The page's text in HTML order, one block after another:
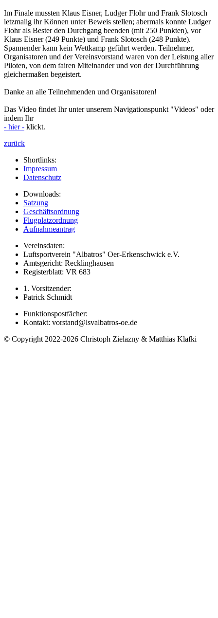
Im Finale mussten Klaus Eisner, Ludger Flohr und Frank Slotosch
letzmalig ihr Können unter Beweis stellen; abermals konnte Ludger
Flohr als Bester den Durchgang beenden (mit 250 Punkten), vor
Klaus Eisner (249 Punkte) und Frank Slotosch (248 Punkte).
Spannender kann kein Wettkamp geführt werden. Teilnehmer,
Organisatoren und der Vereinsvorstand waren von der Leistung aller
Piloten, von dem fairen Miteinander und von der Durchführung
gleichermaßen begeistert.
Danke an alle Teilnehmenden und Organisatoren!
Das Video findet Ihr unter unserem Navigationspunkt "Videos" oder
indem Ihr
- hier - klickt.
zurück
Shortlinks:
Impressum
Datenschutz
Downloads:
Satzung
Geschäftsordnung
Flugplatzordnung
Aufnahmeantrag
Vereinsdaten:
Luftsportverein "Albatros" Oer-Erkenschwick e.V.
Amtsgericht: Recklinghausen
Registerblatt: VR 683
1. Vorsitzender:
Patrick Schmidt
Funktionspostfächer:
Kontakt: vorstand@lsvalbatros-oe.de
© Copyright 2022-2026 Christoph Zielazny & Matthias Klafki